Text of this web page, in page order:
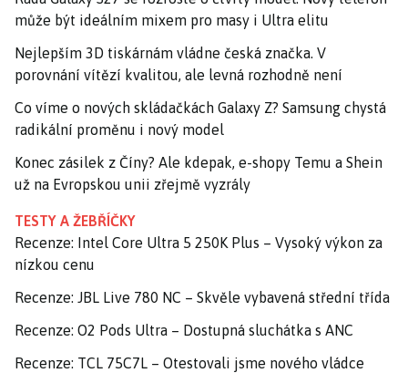
může být ideálním mixem pro masy i Ultra elitu
Nejlepším 3D tiskárnám vládne česká značka. V
porovnání vítězí kvalitou, ale levná rozhodně není
Co víme o nových skládačkách Galaxy Z? Samsung chystá
radikální proměnu i nový model
Konec zásilek z Číny? Ale kdepak, e-shopy Temu a Shein
už na Evropskou unii zřejmě vyzrály
TESTY A ŽEBŘÍČKY
Recenze: Intel Core Ultra 5 250K Plus – Vysoký výkon za
nízkou cenu
Recenze: JBL Live 780 NC – Skvěle vybavená střední třída
Recenze: O2 Pods Ultra – Dostupná sluchátka s ANC
Recenze: TCL 75C7L – Otestovali jsme nového vládce